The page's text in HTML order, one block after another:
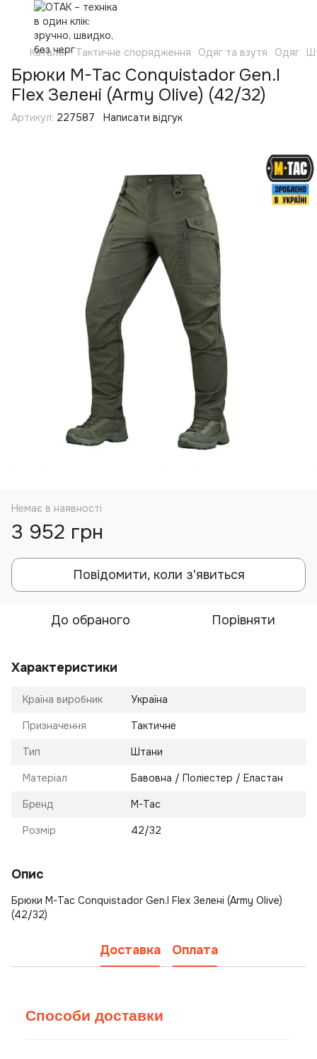
Каталог Тактичне спорядження Одяг та взутя Одяг
Брюки M-Tac Conquistador Gen.I
Flex Зелені (Army Olive) (42/32)
Артикул: 227587 Написати відгук
Немає в наявності
3 952 грн
Повідомити, коли з'явиться
До обраного Порівняти
Характеристики
Країна виробник Україна
Призначення Тактичне
Тип Штани
Матеріал Бавовна / Поліестер / Еластан
Бренд M-Tac
Розмір 42/32
Опис
Брюки M-Tac Conquistador Gen.I Flex Зелені (Army Olive)
(42/32)
Доставка Оплата
Способи доставки